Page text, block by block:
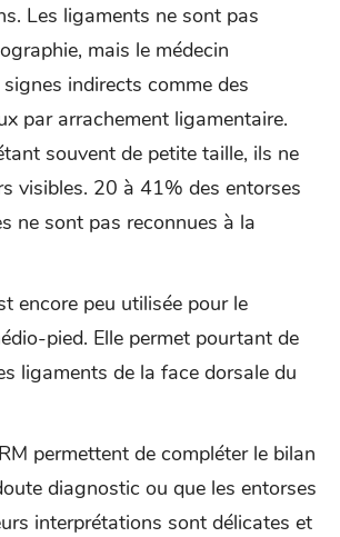
Les ligaments ne sont pas
mais le médecin
indirects comme des
par arrachement ligamentaire.
souvent de petite taille, ils ne
visibles. 20 à 41% des entorses
ne sont pas reconnues à la
encore peu utilisée pour le
pied. Elle permet pourtant de
ligaments de la face dorsale du
permettent de compléter le bilan
diagnostic ou que les entorses
interprétations sont délicates et